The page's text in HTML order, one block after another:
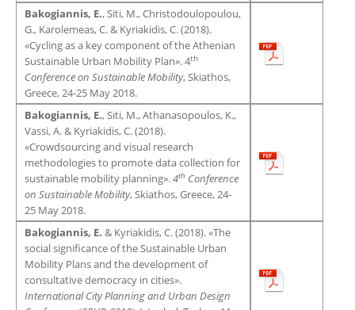
Bakogiannis, E., Siti, M., Christodoulopoulou,
G., Karolemeas, C. & Kyriakidis, C. (2018).
«Cycling as a key component of the Athenian
Sustainable Urban Mobility Plan». 4th
Conference on Sustainable Mobility, Skiathos,
Greece, 24-25 May 2018.
Bakogiannis, E., Siti, M., Athanasopoulos, K.,
Vassi, A. & Kyriakidis, C. (2018).
«Crowdsourcing and visual research
methodologies to promote data collection for
sustainable mobility planning».4th Conference
on Sustainable Mobility, Skiathos, Greece, 24-
25 May 2018.
Bakogiannis, E. & Kyriakidis, C. (2018). «The
social significance of the Sustainable Urban
Mobility Plans and the development of
consultative democracy in cities».
International City Planning and Urban Design